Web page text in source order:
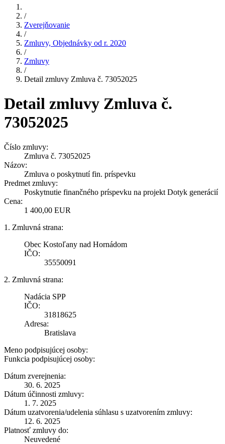
/
Zverejňovanie
/
Zmluvy, Objednávky od r. 2020
/
Zmluvy
/
Detail zmluvy Zmluva č. 73052025
Detail zmluvy Zmluva č.
73052025
Číslo zmluvy:
Zmluva č. 73052025
Názov:
Zmluva o poskytnutí fin. príspevku
Predmet zmluvy:
Poskytnutie finančného príspevku na projekt Dotyk generácií
Cena:
1 400,00 EUR
1. Zmluvná strana:
Obec Kostoľany nad Hornádom
IČO:
35550091
2. Zmluvná strana:
Nadácia SPP
IČO:
31818625
Adresa:
Bratislava
Meno podpisujúcej osoby:
Funkcia podpisujúcej osoby:
Dátum zverejnenia:
30. 6. 2025
Dátum účinnosti zmluvy:
1. 7. 2025
Dátum uzatvorenia/udelenia súhlasu s uzatvorením zmluvy:
12. 6. 2025
Platnosť zmluvy do:
Neuvedené